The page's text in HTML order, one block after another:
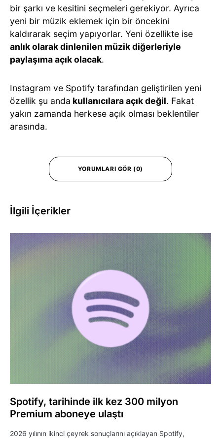
bir şarkı ve kesitini seçmeleri gerekiyor. Ayrıca
yeni bir müzik eklemek için bir öncekini
kaldırarak seçim yapıyorlar. Yeni özellikte ise
anlık olarak dinlenilen müzik diğerleriyle
paylaşıma açık olacak.
Instagram ve Spotify tarafından geliştirilen yeni
özellik şu anda kullanıcılara açık değil. Fakat
yakın zamanda herkese açık olması beklentiler
arasında.
YORUMLARI GÖR (0)
İlgili İçerikler
Spotify, tarihinde ilk kez 300 milyon
Premium aboneye ulaştı
2026 yılının ikinci çeyrek sonuçlarını açıklayan Spotify,